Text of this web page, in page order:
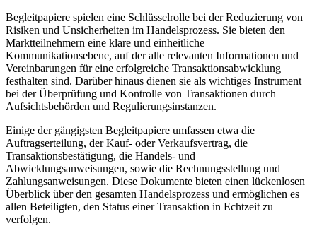
Begleitpapiere spielen eine Schlüsselrolle bei der Reduzierung von
Risiken und Unsicherheiten im Handelsprozess. Sie bieten den
Marktteilnehmern eine klare und einheitliche
Kommunikationsebene, auf der alle relevanten Informationen und
Vereinbarungen für eine erfolgreiche Transaktionsabwicklung
festhalten sind. Darüber hinaus dienen sie als wichtiges Instrument
bei der Überprüfung und Kontrolle von Transaktionen durch
Aufsichtsbehörden und Regulierungsinstanzen.
Einige der gängigsten Begleitpapiere umfassen etwa die
Auftragserteilung, der Kauf- oder Verkaufsvertrag, die
Transaktionsbestätigung, die Handels- und
Abwicklungsanweisungen, sowie die Rechnungsstellung und
Zahlungsanweisungen. Diese Dokumente bieten einen lückenlosen
Überblick über den gesamten Handelsprozess und ermöglichen es
allen Beteiligten, den Status einer Transaktion in Echtzeit zu
verfolgen.